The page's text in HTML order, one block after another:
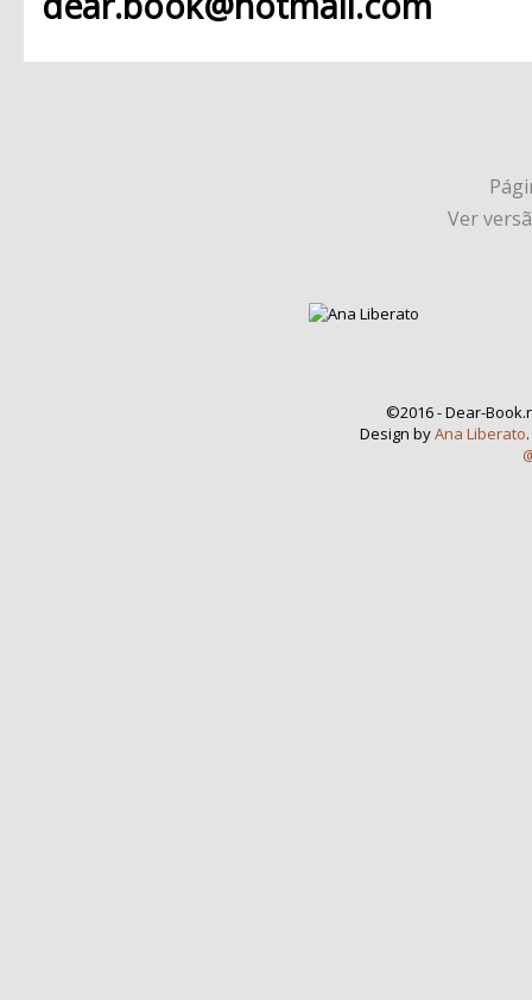
Ver
©2016 - Dear-
Design byAna Liberato